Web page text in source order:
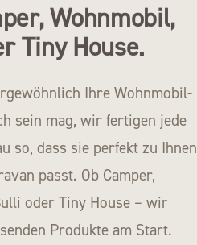
Wohnmobil,
Tiny House.
Ihre Wohnmobil-
sein mag, wir fertigen jede
so, dass sie perfekt zu Ihnen
passt. Ob Camper,
oder Tiny House – wir
Produkte am Start.